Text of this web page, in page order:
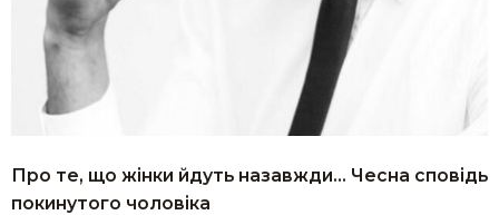
Про те, що жінки йдуть назавжди… Чесна сповідь
покинутого чоловіка